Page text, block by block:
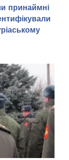
принаймні